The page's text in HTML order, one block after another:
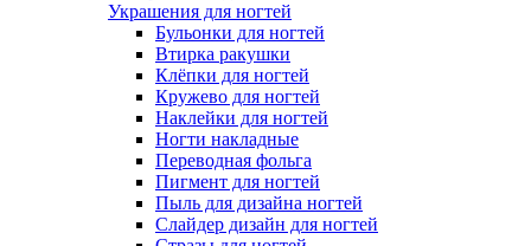
Украшения для ногтей
Бульонки для ногтей
Втирка ракушки
Клёпки для ногтей
Кружево для ногтей
Наклейки для ногтей
Ногти накладные
Переводная фольга
Пигмент для ногтей
Пыль для дизайна ногтей
Слайдер дизайн для ногтей